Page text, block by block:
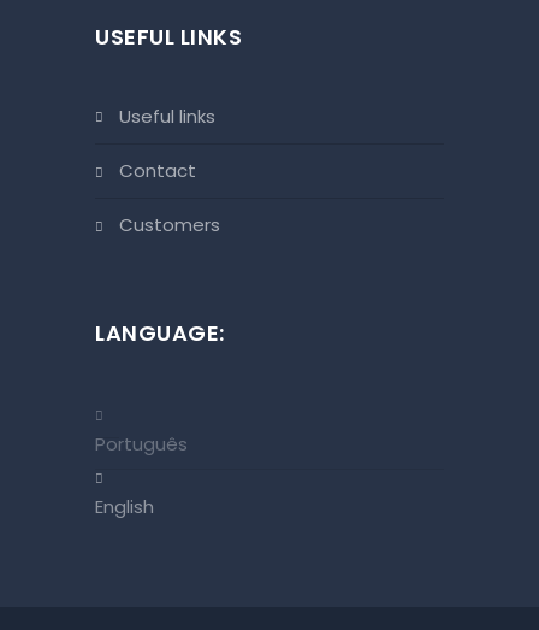
USEFUL LINKS
useful links
contact
customers
LANGUAGE:
Português
English